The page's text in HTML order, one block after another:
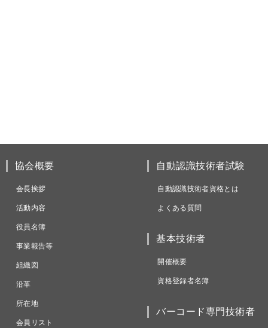
協会概要
会長挨拶
活動内容
役員名簿
事業報告等
組織図
沿革
所在地
会員リスト
自動認識技術者試験
自動認識技術者資格とは
よくある質問
基本技術者
開催概要
資格登録者名簿
バーコード専門技術者